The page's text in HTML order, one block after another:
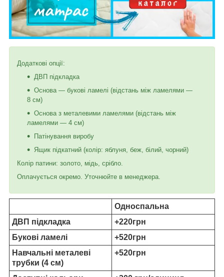
Додаткові опції:
ДВП підкладка
Основа — букові ламелі (відстань між ламелями —
8 см)
Основа з металевими ламелями (відстань між
ламелями — 4 см)
Патінування виробу
Ящик підкатний (колір: яблуня, беж, білий, чорний)
Колір патини: золото, мідь, срібло.
Оплачується окремо. Уточнюйте в менеджера.
Односпальна
ДВП підкладка
+220грн
Букові ламелі
+520грн
Навчальні металеві
трубки (4 см)
+520грн